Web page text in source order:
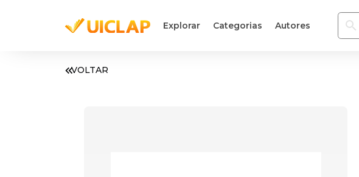
Explorar Categorias Autores
VOLTAR